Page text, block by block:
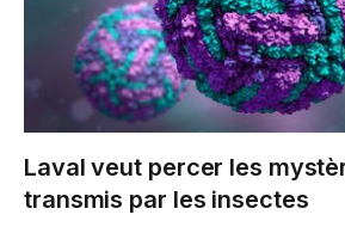
Laval veut percer les
transmis par les insectes